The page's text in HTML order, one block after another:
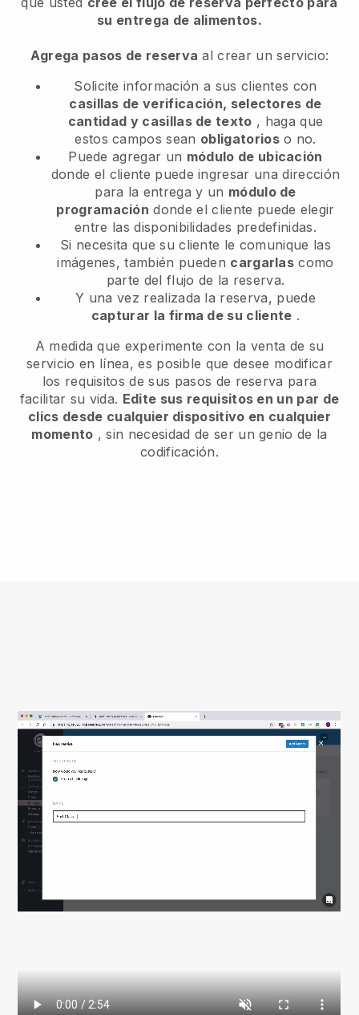
su entrega de alimentos.
Agrega pasos de reserva al crear un servicio:
Solicite información a sus clientes con
casillas de verificación, selectores de
cantidad y casillas de texto , haga que
estos campos sean obligatorioso no.
Puede agregar un módulo de ubicación
donde el cliente puede ingresar una dirección
para la entrega y un módulo de
programación donde el cliente puede elegir
entre las disponibilidades predefinidas.
Si necesita que su cliente le comunique las
imágenes, también pueden cargarlas como
parte del flujo de la reserva.
Y una vez realizada la reserva, puede
capturar la firma de su cliente .
A medida que experimente con la venta de su
servicio en línea, es posible que desee modificar
los requisitos de sus pasos de reserva para
facilitar su vida. Edite sus requisitos en un par de
clics desde cualquier dispositivo en cualquier
momento , sin necesidad de ser un genio de la
codificación.